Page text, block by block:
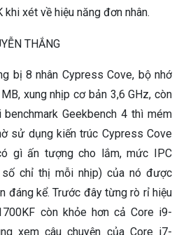
xét về hiệu năng đơn nhân.
bị 8 nhân Cypress Cove, bộ nhớ
xung nhịp cơ bản 3,6 GHz, còn
Geekbench 4 thì mém
sử dụng kiến trúc Cypress Cove
gì ấn tượng cho lắm, mức IPC
chỉ thị mỗi nhịp) của nó được
đáng kể. Trước đây từng rò rỉ hiệu
còn khỏe hơn cả Core i9-
xem câu chuyện của Core i7-